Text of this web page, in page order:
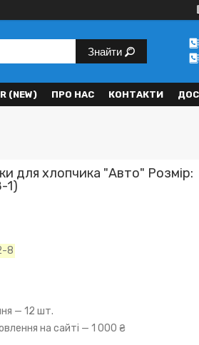
Знайти
(NEW) ПРО НАС КОНТАКТИ
для хлопчика "Авто" Розмір:
1)
8
— 12 шт.
на сайті — 1 000 ₴